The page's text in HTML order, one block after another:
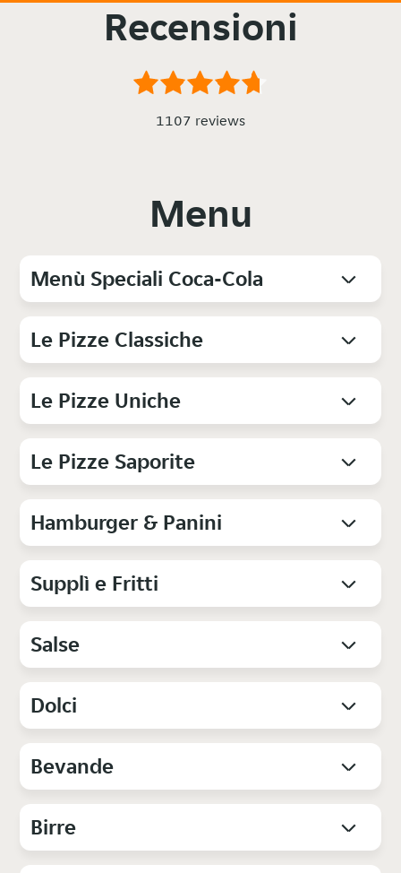
Recensioni
1107 reviews
Menu
Menù Speciali Coca-Cola
Le Pizze Classiche
Le Pizze Uniche
Le Pizze Saporite
Hamburger & Panini
Supplì e Fritti
Salse
Dolci
Bevande
Birre